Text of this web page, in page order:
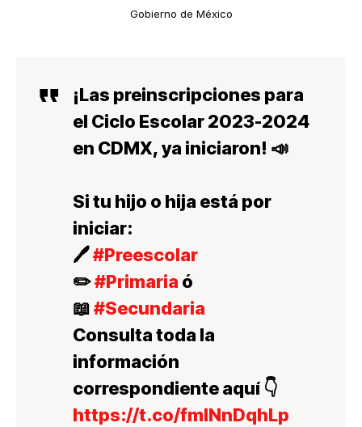
Gobierno de México
¡Las preinscripciones para
el Ciclo Escolar 2023-2024
en CDMX, ya iniciaron! 📣
Si tu hijo o hija está por
iniciar:
🖊️#Preescolar
✏️#Primaria ó
📖#Secundaria
Consulta toda la
información
correspondiente aquí 👇
https://t.co/fmlNnDqhLp